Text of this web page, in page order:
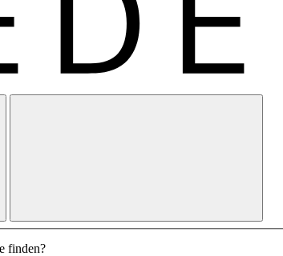
finden?